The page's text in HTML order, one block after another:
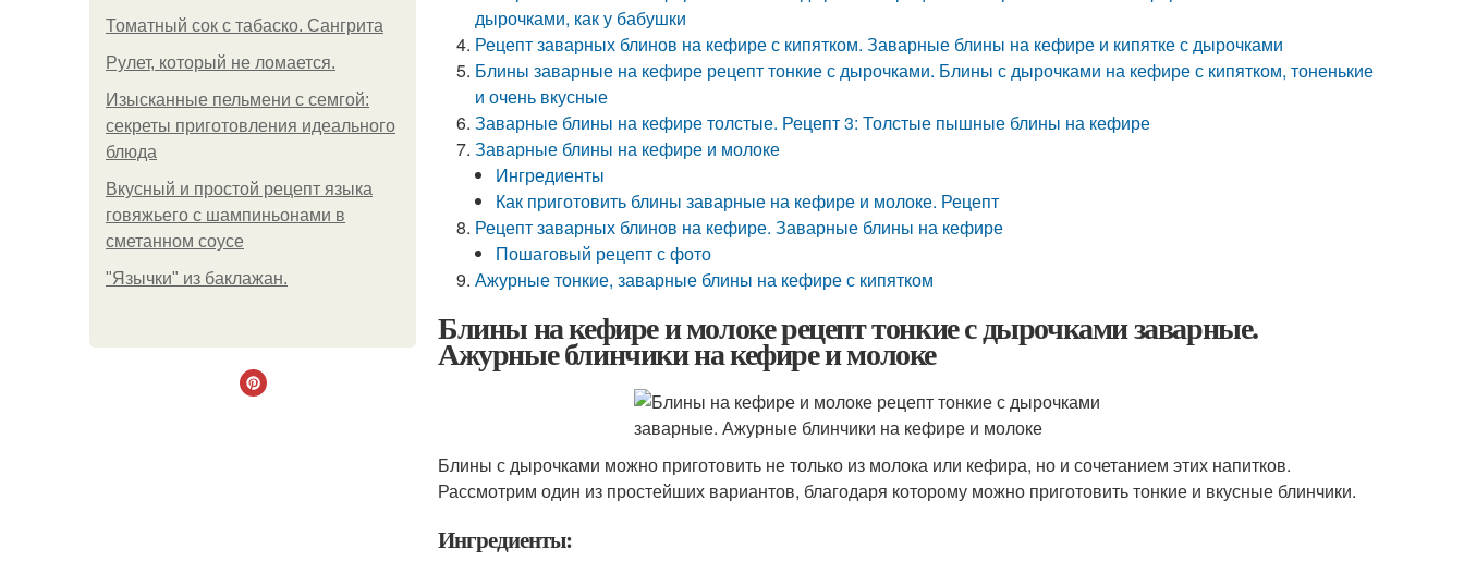
Томатный сок с табаско. Сангрита
Рулет, который не ломается.
Изысканные пельмени с семгой:
секреты приготовления идеального
блюда
Вкусный и простой рецепт языка
говяжьего с шампиньонами в
сметанном соусе
"Язычки" из баклажан.
дырочками, как у бабушки
Рецепт заварных блинов на кефире с кипятком. Заварные блины на кефире и кипятке с дырочками
Блины заварные на кефире рецепт тонкие с дырочками. Блины с дырочками на кефире с кипятком, тоненькие
и очень вкусные
Заварные блины на кефире толстые. Рецепт 3: Толстые пышные блины на кефире
Заварные блины на кефире и молоке
Ингредиенты
Как приготовить блины заварные на кефире и молоке. Рецепт
Рецепт заварных блинов на кефире. Заварные блины на кефире
Пошаговый рецепт с фото
Ажурные тонкие, заварные блины на кефире с кипятком
Блины на кефире и молоке рецепт тонкие с дырочками заварные.
Ажурные блинчики на кефире и молоке
Блины с дырочками можно приготовить не только из молока или кефира, но и сочетанием этих напитков.
Рассмотрим один из простейших вариантов, благодаря которому можно приготовить тонкие и вкусные блинчики.
Ингредиенты: